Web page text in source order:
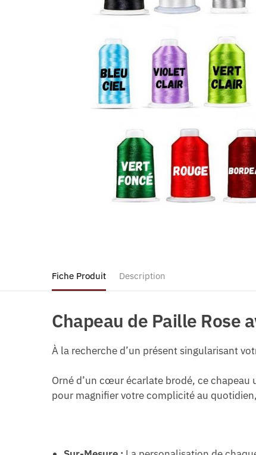
Fiche Produit Description
Chapeau de Paille Rose
À la recherche d’un présent singularisant
Orné d’un cœur écarlate brodé, ce
pour magnifier votre complicité au